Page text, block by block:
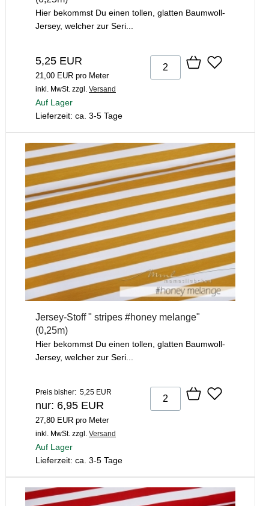
Hier bekommst Du einen tollen, glatten Baumwoll-
Jersey, welcher zur Seri...
5,25 EUR
21,00 EUR pro Meter
inkl. MwSt. zzgl. Versand
Auf Lager
Lieferzeit: ca. 3-5 Tage
Jersey-Stoff " stripes #honey melange"
(0,25m)
Hier bekommst Du einen tollen, glatten Baumwoll-
Jersey, welcher zur Seri...
Preis bisher: 5,25 EUR
nur: 6,95 EUR
27,80 EUR pro Meter
inkl. MwSt. zzgl. Versand
Auf Lager
Lieferzeit: ca. 3-5 Tage